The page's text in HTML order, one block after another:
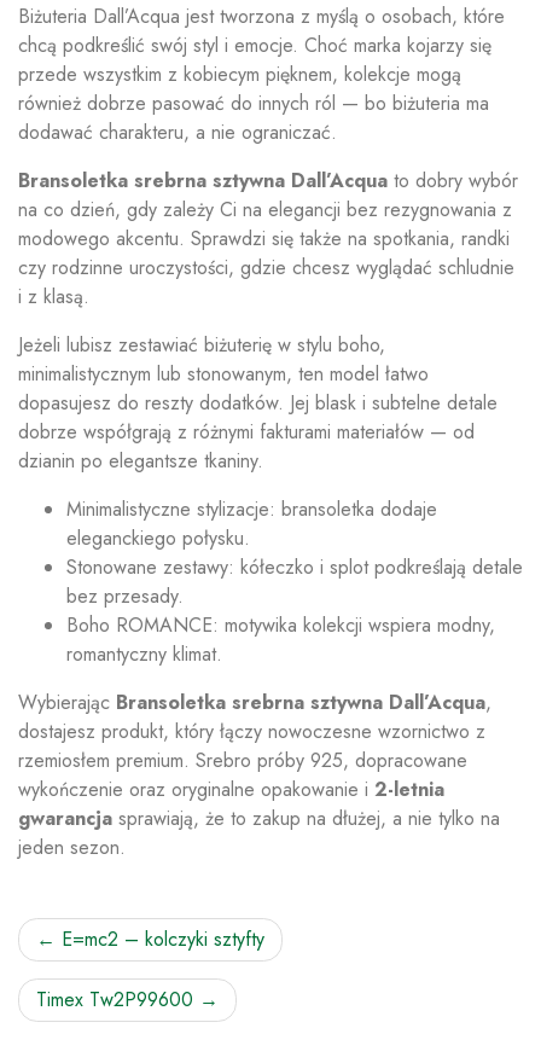
Biżuteria Dall’Acqua jest tworzona z myślą o osobach, które
chcą podkreślić swój styl i emocje. Choć marka kojarzy się
przede wszystkim z kobiecym pięknem, kolekcje mogą
również dobrze pasować do innych ról — bo biżuteria ma
dodawać charakteru, a nie ograniczać.
Bransoletka srebrna sztywna Dall’Acqua to dobry wybór
na co dzień, gdy zależy Ci na elegancji bez rezygnowania z
modowego akcentu. Sprawdzi się także na spotkania, randki
czy rodzinne uroczystości, gdzie chcesz wyglądać schludnie
i z klasą.
Jeżeli lubisz zestawiać biżuterię w stylu boho,
minimalistycznym lub stonowanym, ten model łatwo
dopasujesz do reszty dodatków. Jej blask i subtelne detale
dobrze współgrają z różnymi fakturami materiałów — od
dzianin po elegantsze tkaniny.
Minimalistyczne stylizacje: bransoletka dodaje
eleganckiego połysku.
Stonowane zestawy: kółeczko i splot podkreślają detale
bez przesady.
Boho ROMANCE: motywika kolekcji wspiera modny,
romantyczny klimat.
Wybierając Bransoletka srebrna sztywna Dall’Acqua,
dostajesz produkt, który łączy nowoczesne wzornictwo z
rzemiosłem premium. Srebro próby 925, dopracowane
wykończenie oraz oryginalne opakowanie i 2-letnia
gwarancja sprawiają, że to zakup na dłużej, a nie tylko na
jeden sezon.
Nawigacja
wpisu
E=mc2 – kolczyki sztyfty
Timex Tw2P99600